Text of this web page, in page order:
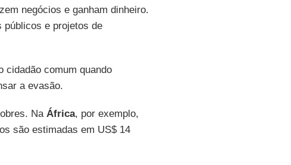
negócios e ganham dinheiro.
públicos e projetos de
cidadão comum quando
a evasão.
Na África, por exemplo,
são estimadas em US$ 14